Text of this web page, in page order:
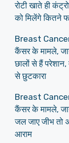
रोटी खाते ही
को मिलेंगे कितने
Breast Cancer
कैंसर के मामले,
छालों से हैं परेशान,
से छुटकारा
Breast Cancer
कैंसर के मामले,
जल जाए जीभ तो
आराम